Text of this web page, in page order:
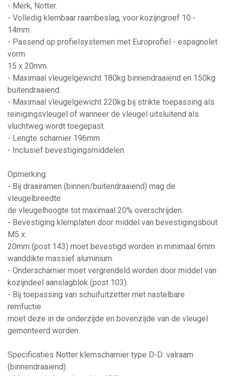
- Merk, Notter.
- Volledig klembaar raambeslag, voor kozijngroef 10 -
14mm.
- Passend op profielsystemen met Europrofiel - espagnolet
vorm
15 x 20mm.
- Maximaal vleugelgewicht 180kg binnendraaiend en 150kg
buitendraaiend.
- Maximaal vleugelgewicht 220kg bij strikte toepassing als
reinigingsvleugel of wanneer de vleugel uitsluitend als
vluchtweg wordt toegepast.
- Lengte scharnier 196mm
- Inclusief bevestigingsmiddelen.
Opmerking:
- Bij draairamen (binnen/buitendraaiend) mag de
vleugelbreedte
de vleugelhoogte tot maximaal 20% overschrijden.
- Bevestiging klemplaten door middel van bevestigingsbout
M5 x
20mm (post 143) moet bevestigd worden in minimaal 6mm
wanddikte massief aluminium.
- Onderscharnier moet vergrendeld worden door middel van
kozijndeel aanslagblok (post 103).
- Bij toepassing van schuifuitzetter met nastelbare
remfuctie
moet deze in de onderzijde en bovenzijde van de vleugel
gemonteerd worden.
Specificaties Notter klemscharnier type D-D: valraam
(binnendraaiend).